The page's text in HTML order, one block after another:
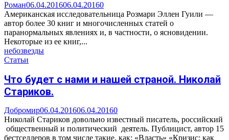
Роман06.04.201606.04.20160
Американская исследовательница Розмари Эллен Гуили —
автор более 30 книг и многочисленных статей о
паранормальных явлениях и, в частности, о ясновидении.
Некоторые из ее книг,...
небозвезды
Статьи
Что будет с нами и нашей страной. Николай
Стариков.
Добромир06.04.201606.04.20160
Николай Стариков довольно известный писатель, российский
общественный и политический деятель. Публицист, автор 15
бестселлеров в том числе такие, как: «Власть» «Кризис: как